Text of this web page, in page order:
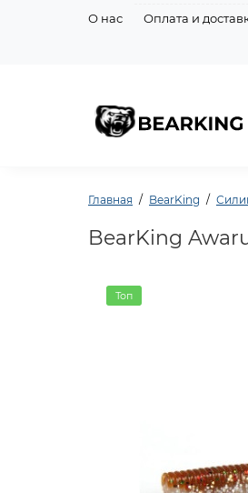
О нас Оплата и
Главная BearKing
BearKing
Топ